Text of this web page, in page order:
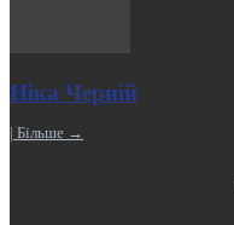
Ніка Черній
| Більше →